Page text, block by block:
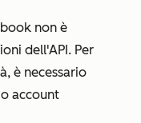
non è
dell'API. Per
è necessario
account